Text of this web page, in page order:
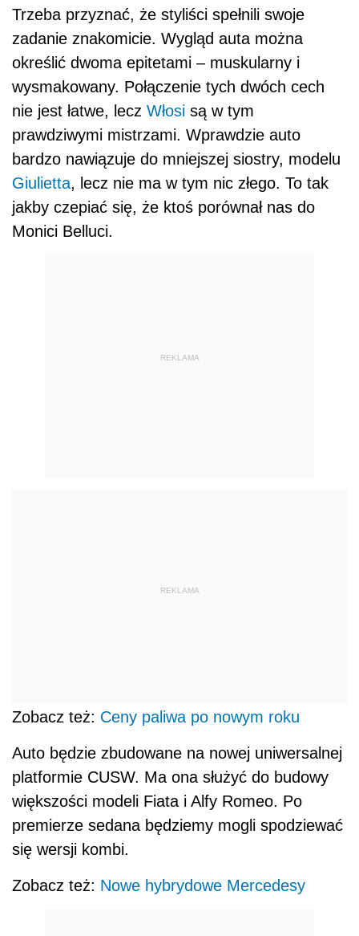
Trzeba przyznać, że styliści spełnili swoje
zadanie znakomicie. Wygląd auta można
określić dwoma epitetami – muskularny i
wysmakowany. Połączenie tych dwóch cech
nie jest łatwe, lecz Włosi są w tym
prawdziwymi mistrzami. Wprawdzie auto
bardzo nawiązuje do mniejszej siostry, modelu
Giulietta, lecz nie ma w tym nic złego. To tak
jakby czepiać się, że ktoś porównał nas do
Monici Belluci.
REKLAMA
REKLAMA
Zobacz też: Ceny paliwa po nowym roku
Auto będzie zbudowane na nowej uniwersalnej
platformie CUSW. Ma ona służyć do budowy
większości modeli Fiata i Alfy Romeo. Po
premierze sedana będziemy mogli spodziewać
się wersji kombi.
Zobacz też: Nowe hybrydowe Mercedesy